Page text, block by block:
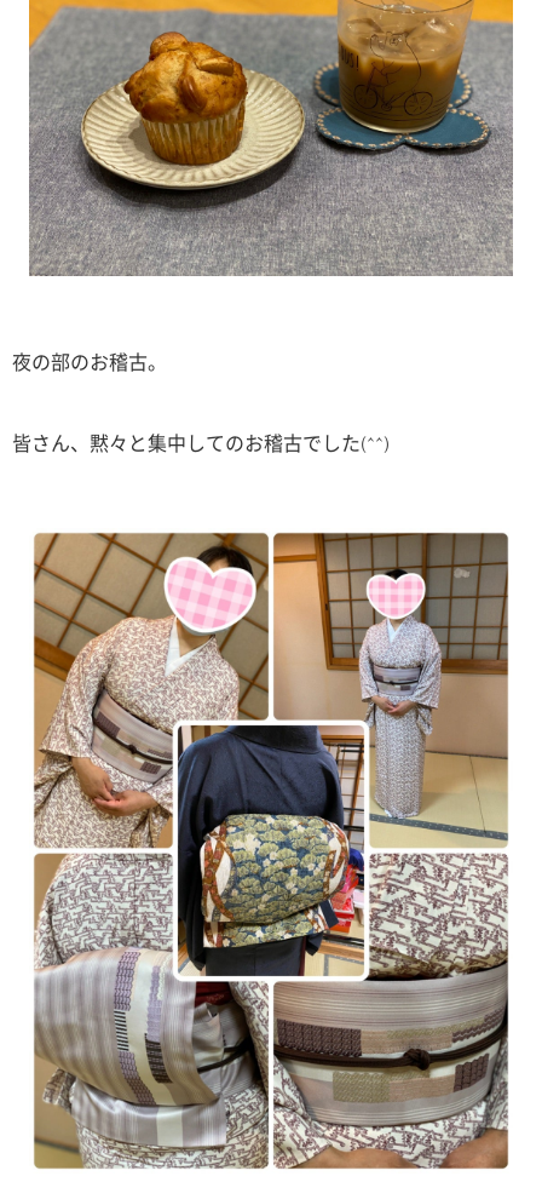
夜の部のお稽古。
皆さん、黙々と集中してのお稽古でした(^^)